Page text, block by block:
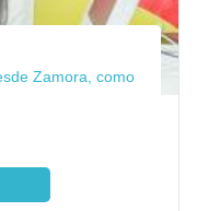
Zamora, como